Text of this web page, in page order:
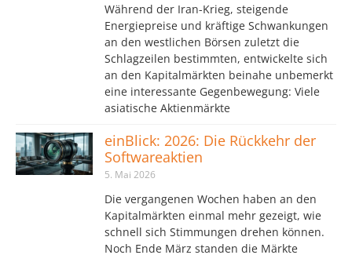
Während der Iran-Krieg, steigende
Energiepreise und kräftige Schwankungen
an den westlichen Börsen zuletzt die
Schlagzeilen bestimmten, entwickelte sich
an den Kapitalmärkten beinahe unbemerkt
eine interessante Gegenbewegung: Viele
asiatische Aktienmärkte
einBlick: 2026: Die Rückkehr der
Softwareaktien
5. Mai 2026
Die vergangenen Wochen haben an den
Kapitalmärkten einmal mehr gezeigt, wie
schnell sich Stimmungen drehen können.
Noch Ende März standen die Märkte